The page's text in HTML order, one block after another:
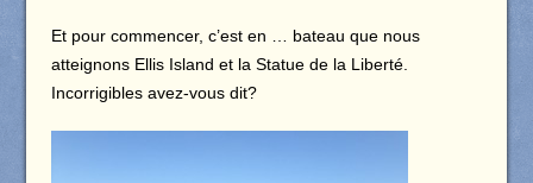
Et pour commencer, c’est en … bateau que nous
atteignons Ellis Island et la Statue de la Liberté.
Incorrigibles avez-vous dit?